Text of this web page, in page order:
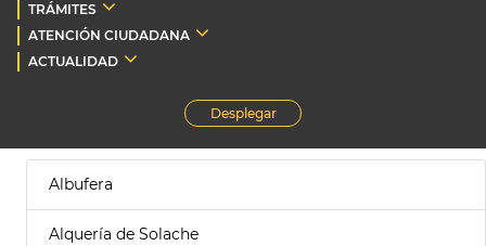
TRÁMITES
ATENCIÓN CIUDADANA
ACTUALIDAD
Desplegar
Albufera
Alquería de Solache